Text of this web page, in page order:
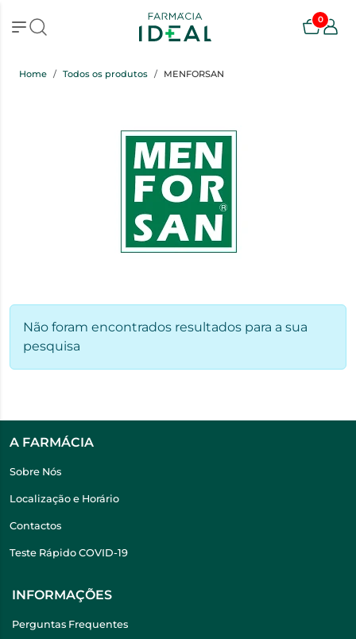
0
Home Todos os produtos MENFORSAN
Não foram encontrados resultados para a sua
pesquisa
A FARMÁCIA
Sobre Nós
Localização e Horário
Contactos
Teste Rápido COVID-19
INFORMAÇÕES
Perguntas Frequentes